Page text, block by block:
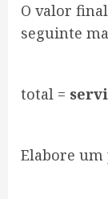
O valor
seguinte
total =
Elabore um